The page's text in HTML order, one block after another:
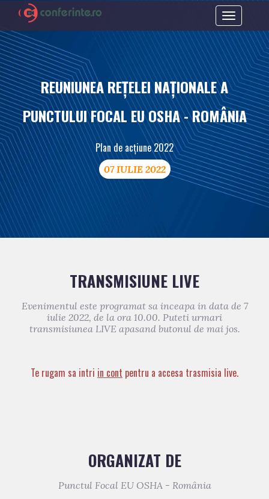
REUNIUNEA REȚELEI NAȚIONALE A
PUNCTULUI FOCAL EU OSHA - ROMÂNIA
Plan de acțiune 2022
07 IULIE 2022
TRANSMISIUNE LIVE
Evenimentul este programat sa inceapa in data de 7
iulie 2022, de la ora 10.00. Puteti urmari
transmisiunea LIVE apasand butonul de mai jos.
Te rugam sa intri in cont pentru a accesa trasmisia live.
ORGANIZAT DE
Punctul Focal EU OSHA - România
Toggle
navigation